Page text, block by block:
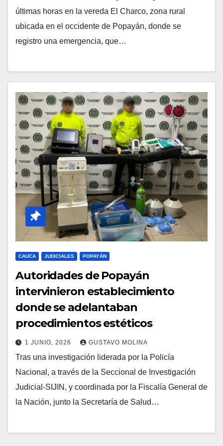
últimas horas en la vereda El Charco, zona rural
ubicada en el occidente de Popayán, donde se
registro una emergencia, que…
CAUCA JUDICIALES POPAYÁN
Autoridades de Popayán
intervinieron establecimiento
donde se adelantaban
procedimientos estéticos
1 JUNIO, 2026 GUSTAVO MOLINA
Tras una investigación liderada por la Policía
Nacional, a través de la Seccional de Investigación
Judicial-SIJIN, y coordinada por la Fiscalía General de
la Nación, junto la Secretaría de Salud…